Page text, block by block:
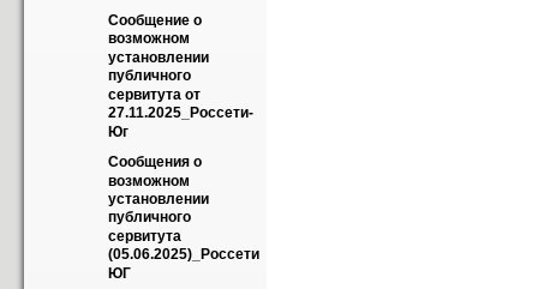
Сообщение о
возможном
установлении
публичного
сервитута от
27.11.2025_Россети-
Юг
Сообщения о
возможном
установлении
публичного
сервитута
(05.06.2025)_Россети
ЮГ